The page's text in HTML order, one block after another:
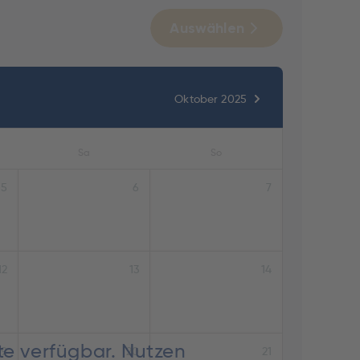
Oktober 2025
verfügbar. Nutzen
20